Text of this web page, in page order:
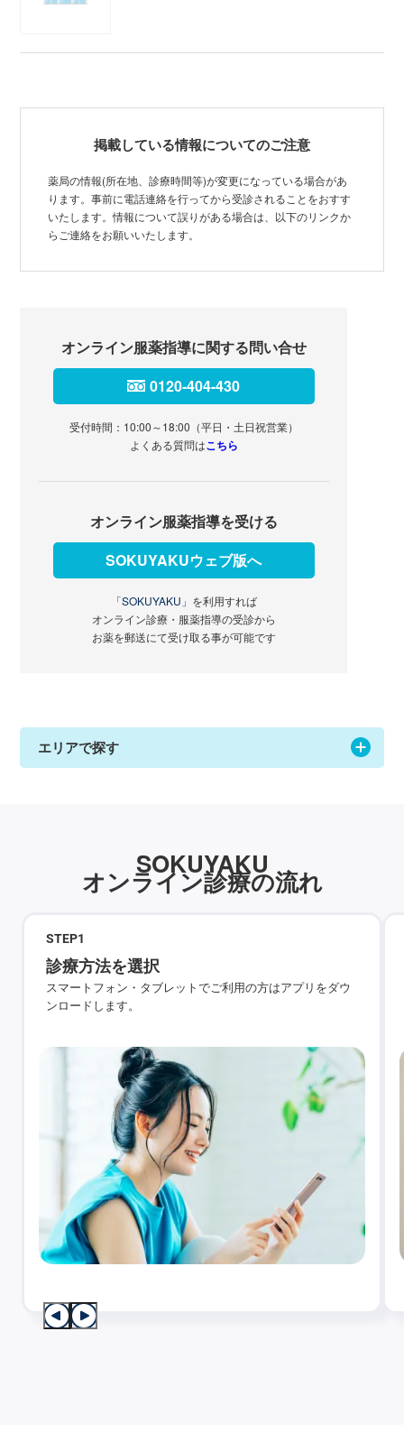
掲載している情報についてのご注意
薬局の情報(所在地、診療時間等)が変更になっている場合があ
ります。事前に電話連絡を行ってから受診されることをおすす
いたします。情報について誤りがある場合は、以下のリンクか
らご連絡をお願いいたします。
オンライン服薬指導に関する問い合せ
0120-404-430
受付時間：10:00～18:00（平日・土日祝営業）
よくある質問はこちら
オンライン服薬指導を受ける
SOKUYAKUウェブ版へ
「SOKUYAKU」 を利用すれば
オンライン診療・服薬指導の受診から
お薬を郵送にて受け取る事が可能です
エリアで探す
SOKUYAKU
オンライン診療の流れ
STEP1
診療方法を選択
スマートフォン・タブレットでご利用の方はアプリをダウ
ンロードします。